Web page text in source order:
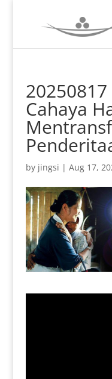
Cahaya
by jingsi | Aug 17,